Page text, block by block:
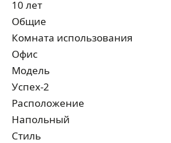
10 лет
Общие
Комната использования
Офис
Модель
Успех-2
Расположение
Напольный
Стиль